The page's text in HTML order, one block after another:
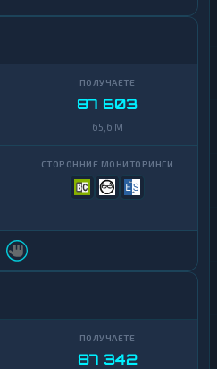
87 603
65,6 M
87 342